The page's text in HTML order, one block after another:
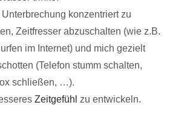
konzentriert zu
Zeitfresser abzuschalten (wie z.B.
im Internet) und mich gezielt
(Telefon stumm schalten,
schließen, …).
Zeitgefühl zu entwickeln.